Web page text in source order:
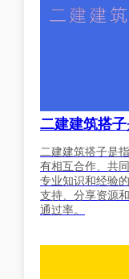
二建建筑搭
二建建筑搭子是
有相互合作、共
专业知识和经验
支持、分享资源
通过率。